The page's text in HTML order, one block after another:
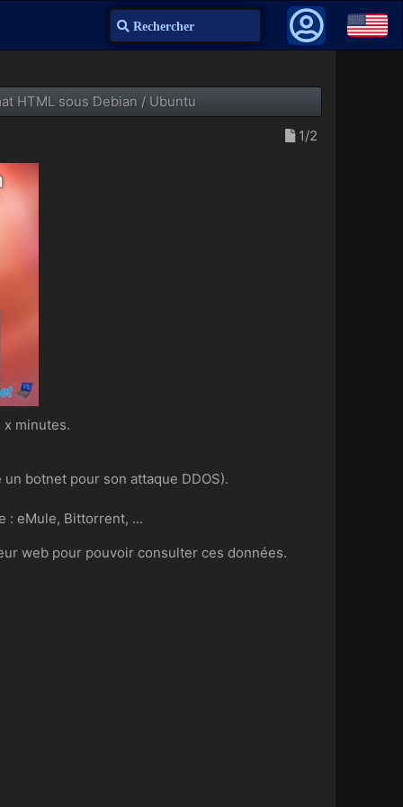
Recherche
HTML sous Debian / Ubuntu
1/2
minutes.
botnet pour son attaque DDOS).
: eMule, Bittorrent, ...
web pour pouvoir consulter ces données.